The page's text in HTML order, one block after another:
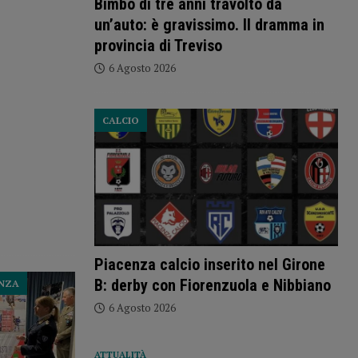
Bimbo di tre anni travolto da
un’auto: è gravissimo. Il dramma in
provincia di Treviso
6 Agosto 2026
Piacenza calcio inserito nel Girone
B: derby con Fiorenzuola e Nibbiano
CALCIO
6 Agosto 2026
ATTUALITÀ